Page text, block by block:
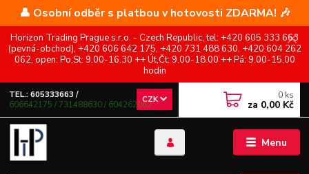
👤 Osobní odběr s platbou v hotovosti ZDARMA! 🎶
Horizon Trading Prague s.r.o. - Czech Republic, tel: +420 605 333 663
(pevná-obchod), +420 606 642 175, +420 731 488 630, +420 604 262
062, open: Po,St: 9.00-16.30 ++ Út,Čt: 9.00-18.00 ++ Pá: 9.00-15.00
hodin
Menu
CZK
TEL.: 605333663 /
606642175 / 731488630 / 604262062
0 ks
za 0,00 Kč